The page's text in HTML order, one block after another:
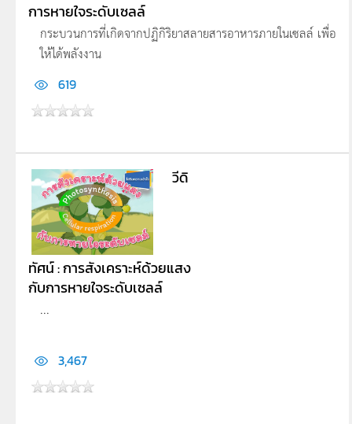
การหายใจระดับเซลล์
กระบวนการที่เกิดจากปฏิกิริยาสลายสารอาหารภายในเซลล์ เพื่อ
ให้ได้พลังงาน
619
วีดิ
ทัศน์ : การสังเคราะห์ด้วยแสง
กับการหายใจระดับเซลล์
...
3,467